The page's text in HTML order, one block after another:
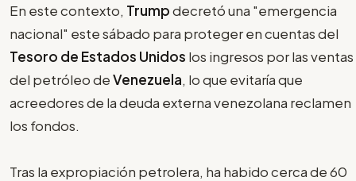
En este contexto, Trumpdecretó una "emergencia
nacional" este sábado para proteger en cuentas del
Tesoro de Estados Unidos los ingresos por las ventas
del petróleo deVenezuela, lo que evitaría que
acreedores de la deuda externa venezolana reclamen
los fondos.
Tras la expropiación petrolera, ha habido cerca de 60